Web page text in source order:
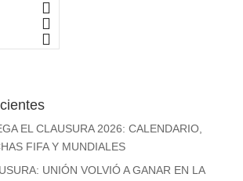
EL CLAUSURA 2026: CALENDARIO,
FIFA Y MUNDIALES
UNIÓN VOLVIÓ A GANAR EN LA